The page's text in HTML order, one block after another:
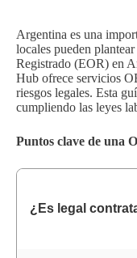
Argentina es una
locales pueden
Registrado (EOR) en
Hub ofrece servicios
riesgos legales. Esta
cumpliendo las leyes
Puntos clave de una
¿Es legal